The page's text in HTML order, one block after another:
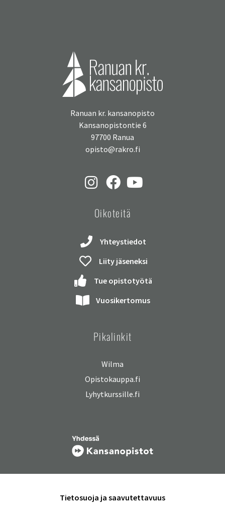
Ranuan kr. kansanopisto
Kansanopistontie 6
97700 Ranua
opisto@rakro.fi
Oikoteitä
Yhteystiedot
Liity jäseneksi
Tue opistotyötä
Vuosikertomus
Pikalinkit
Wilma
Opistokauppa.fi
Lyhytkurssille.fi
Tietosuoja ja saavutettavuus